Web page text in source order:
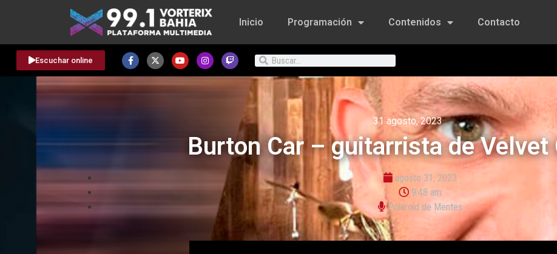
Inicio Programación Contenidos Contacto
Escuchar online
31 agosto, 2023
Burton Car – guitarrista de Velvet
agosto 31, 2023
9:48 am
Polaroid de Mentes